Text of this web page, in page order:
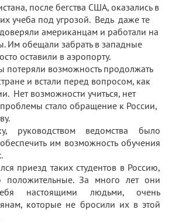
после бегства США, оказались в
учеба под угрозой. Ведь даже те
американцам и работали на
Им обещали забрать в западные
оставили в аэропорту.
потеряли возможность продолжать
и встали перед вопросом, как
Нет возможности учиться, нет
стало обращение к России,
руководством ведомства было
им возможность обучения
приезд таких студентов в Россию,
положительные. За много лет они
настоящими людьми, очень
которые не бросили их в этой